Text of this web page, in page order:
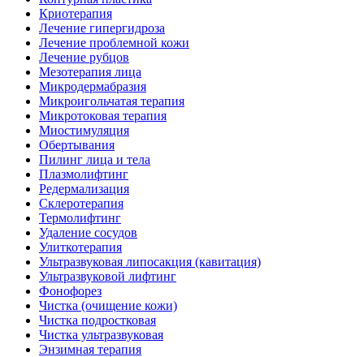
Криотерапия
Лечение гипергидроза
Лечение проблемной кожи
Лечение рубцов
Мезотерапия лица
Микродермабразия
Микроигольчатая терапия
Микротоковая терапия
Миостимуляция
Обертывания
Пилинг лица и тела
Плазмолифтинг
Редермализация
Склеротерапия
Термолифтинг
Удаление сосудов
Улиткотерапия
Ультразвуковая липосакция (кавитация)
Ультразвуковой лифтинг
Фонофорез
Чистка (очищение кожи)
Чистка подростковая
Чистка ультразвуковая
Энзимная терапия